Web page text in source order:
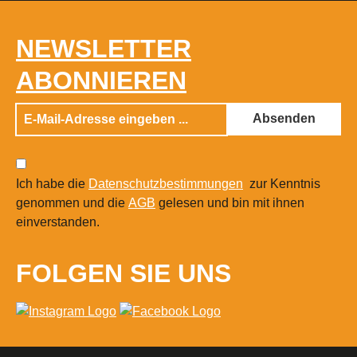
OEKO-TEX Standard 100Gewicht: ca.
140 g/m²Größe der Tasche: ca. 38 x 42
cmMaximale Fläche für
NEWSLETTER
ABONNIEREN
Absenden
Ich habe die Datenschutzbestimmungen zur Kenntnis
genommen und die AGB gelesen und bin mit ihnen
einverstanden.
FOLGEN SIE UNS